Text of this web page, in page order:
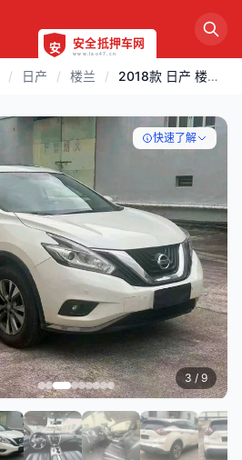
/ 日产 / 楼兰 / 2018款 日产 楼兰 | 福州
快速了解
3 / 9